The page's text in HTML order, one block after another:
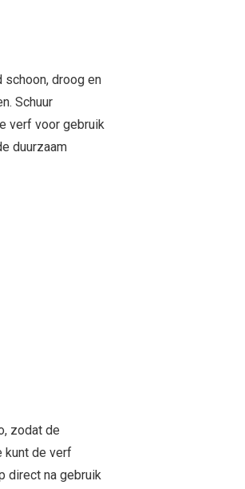
schoon, droog en
Schuur
verf voor gebruik
duurzaam
zodat de
kunt de verf
direct na gebruik